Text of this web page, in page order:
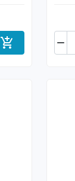
Ajouter au panier
